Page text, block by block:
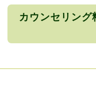
カウンセリン